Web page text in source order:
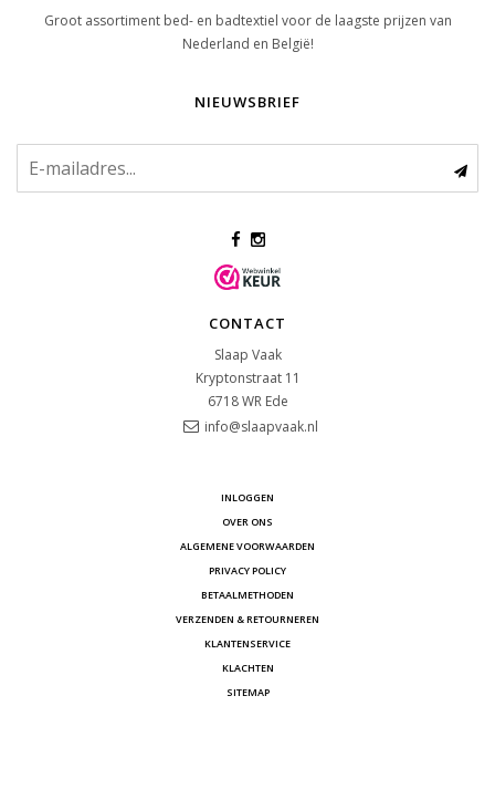
Groot assortiment bed- en badtextiel voor de laagste prijzen van
Nederland en België!
NIEUWSBRIEF
CONTACT
Slaap Vaak
Kryptonstraat 11
6718 WR Ede
info@slaapvaak.nl
INLOGGEN
OVER ONS
ALGEMENE VOORWAARDEN
PRIVACY POLICY
BETAALMETHODEN
VERZENDEN & RETOURNEREN
KLANTENSERVICE
KLACHTEN
SITEMAP